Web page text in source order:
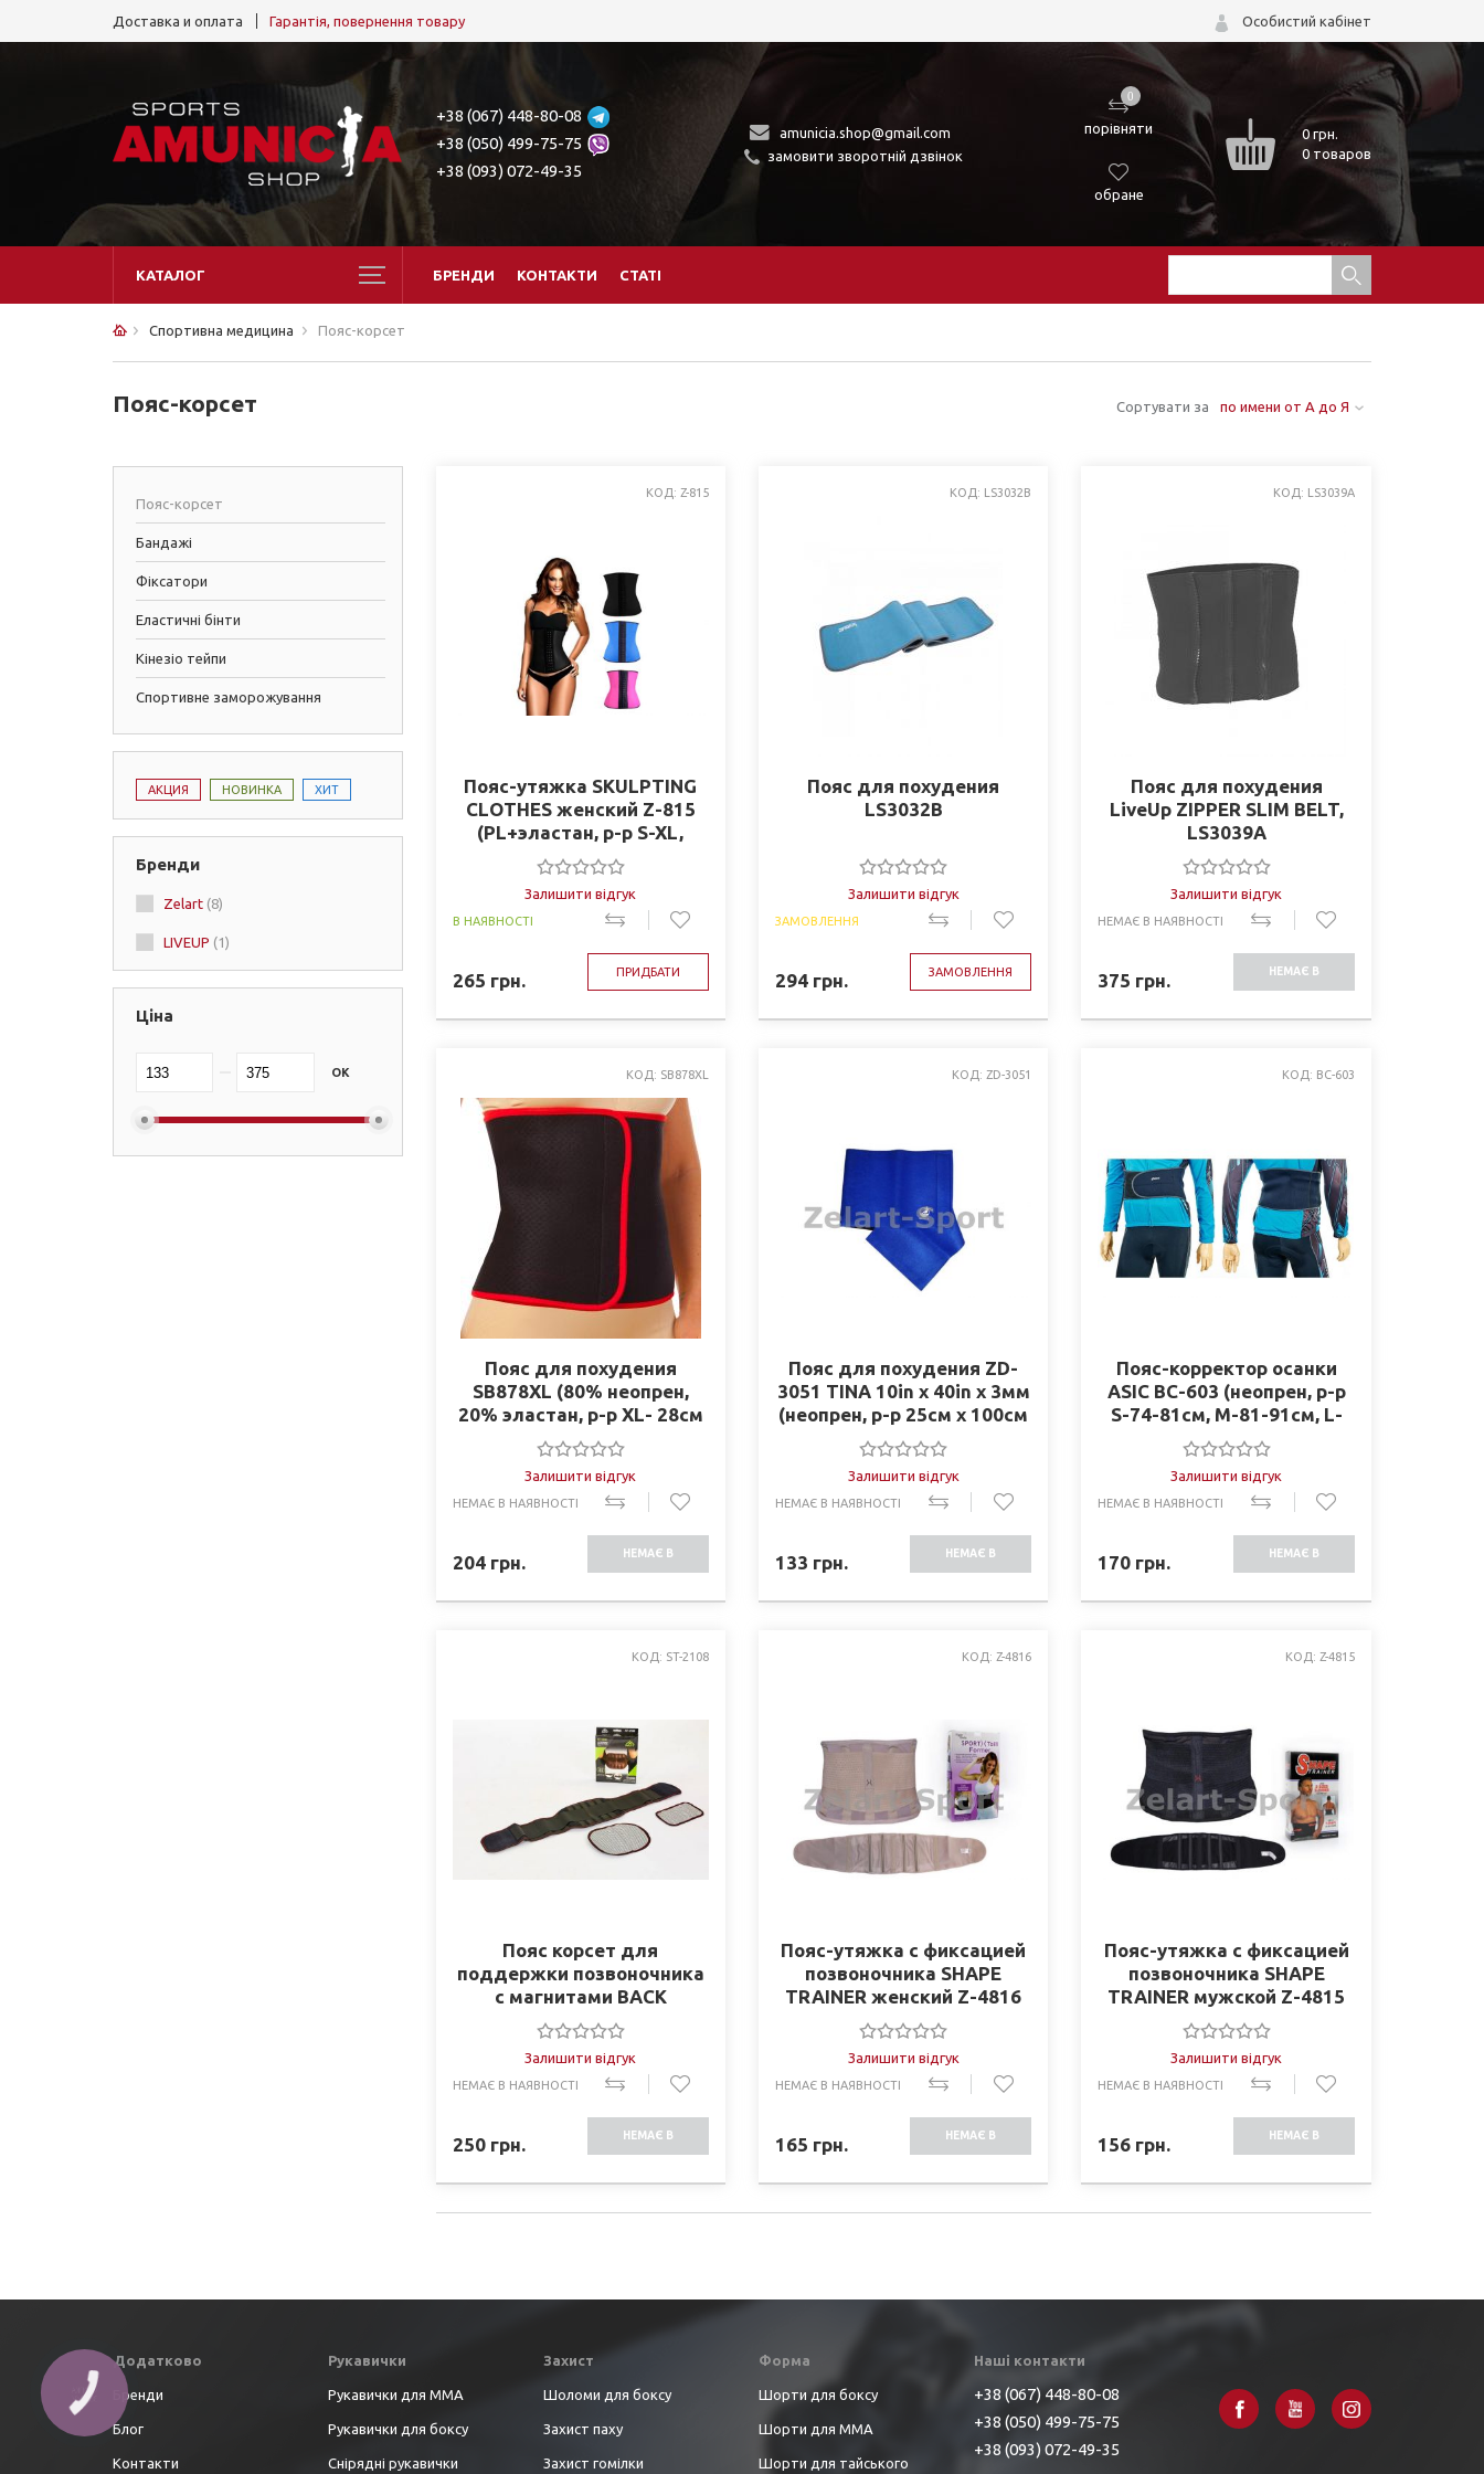
Доставка и оплата Гарантія, повернення товару Особистий кабінет
+38 (067) 448-80-08
+38 (050) 499-75-75
+38 (093) 072-49-35
amunicia.shop@gmail.com
замовити зворотній дзвінок
0
порівняти
обране
0грн.
0 товаров
КАТАЛОГ БРЕНДИ КОНТАКТИ СТАТІ
Спортивна медицина Пояс-корсет
Пояс-корсет Сортувати за по имени от А до Я
Пояс-корсет
Бандажі
Фіксатори
Еластичні бінти
Кінезіо тейпи
Спортивне заморожування
АКЦИЯ НОВИНКА ХИТ
Бренди
Zelart (8)
LIVEUP (1)
Ціна
OK
КОД: Z-815
Пояс-утяжка SKULPTING
CLOTHES женский Z-815
(PL+эластан, р-р S-XL,
черный, малин., синий)
Залишити відгук
В НАЯВНОСТІ
265 грн. ПРИДБАТИ
КОД: LS3032B
Пояс для похудения
LS3032B
Залишити відгук
ЗАМОВЛЕННЯ
294грн. ЗАМОВЛЕННЯ
КОД: LS3039A
Пояс для похудения
LiveUp ZIPPER SLIM BELT,
LS3039A
Залишити відгук
НЕМАЄ В НАЯВНОСТІ
375 грн. НЕМАЄ В
КОД: SB878XL
Пояс для похудения
SB878XL (80% неопрен,
20% эластан, р-р XL- 28см
x 115см x 3мм, черно-
красный)
Залишити відгук
НЕМАЄ В НАЯВНОСТІ
204грн. НЕМАЄ В
КОД: ZD-3051
Пояс для похудения ZD-
3051 TINA 10in x 40in x 3мм
(неопрен, р-р 25см x 100см
x 3мм, синий)
Залишити відгук
НЕМАЄ В НАЯВНОСТІ
133 грн. НЕМАЄ В
КОД: BC-603
Пояс-корректор осанки
ASIC BC-603 (неопрен, р-р
S-74-81см, M-81-91см, L-
91-102см)
Залишити відгук
НЕМАЄ В НАЯВНОСТІ
170 грн. НЕМАЄ В
КОД: ST-2108
Пояс корсет для
поддержки позвоночника
с магнитами BACK
SUPPORT ST-2108
Залишити відгук
НЕМАЄ В НАЯВНОСТІ
250грн. НЕМАЄ В
КОД: Z-4816
Пояс-утяжка с фиксацией
позвоночника SHAPE
TRAINER женский Z-4816
(PL+эластан, р-р S-4XL)
Залишити відгук
НЕМАЄ В НАЯВНОСТІ
165 грн. НЕМАЄ В
КОД: Z-4815
Пояс-утяжка с фиксацией
позвоночника SHAPE
TRAINER мужской Z-4815
(PL+эластан, р-р S-4XL)
Залишити відгук
НЕМАЄ В НАЯВНОСТІ
156 грн. НЕМАЄ В
Додатково
Бренди
Блог
Контакти
Рукавички
Рукавички для ММА
Рукавички для боксу
Снірядні рукавички
Захист
Шоломи для боксу
Захист паху
Захист гомілки
Форма
Шорти для боксу
Шорти для ММА
Шорти для тайського
Наші контакти
+38 (067) 448-80-08
+38 (050) 499-75-75
+38 (093) 072-49-35